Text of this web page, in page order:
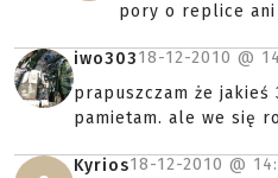
pory o replice ani
iwo30318-12-2010 @
prapuszczam że
pamietam. ale we się
Kyrios18-12-2010 @